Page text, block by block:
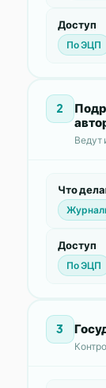
Доступ
По ЭЦП
2
Ведут
Что
Доступ
По ЭЦП
3